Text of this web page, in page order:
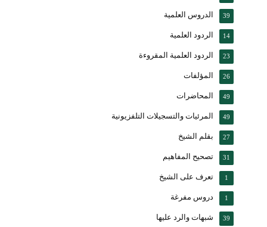
الدروس العلمية 39
الردود العلمية 14
الردود العلمية المقروءة 23
المؤلفات 26
المحاضرات 49
المرئيات والتسجيلات التلفزيونية 49
بقلم الشيخ 27
تصحيح المفاهيم 31
تعرف على الشيخ 1
دروس مفرغة 1
شبهات والرد عليها 39